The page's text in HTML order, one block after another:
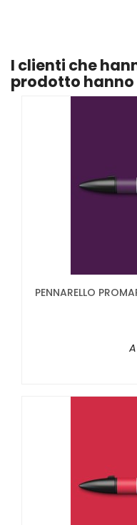
I clienti che
prodotto
PENNARELLO